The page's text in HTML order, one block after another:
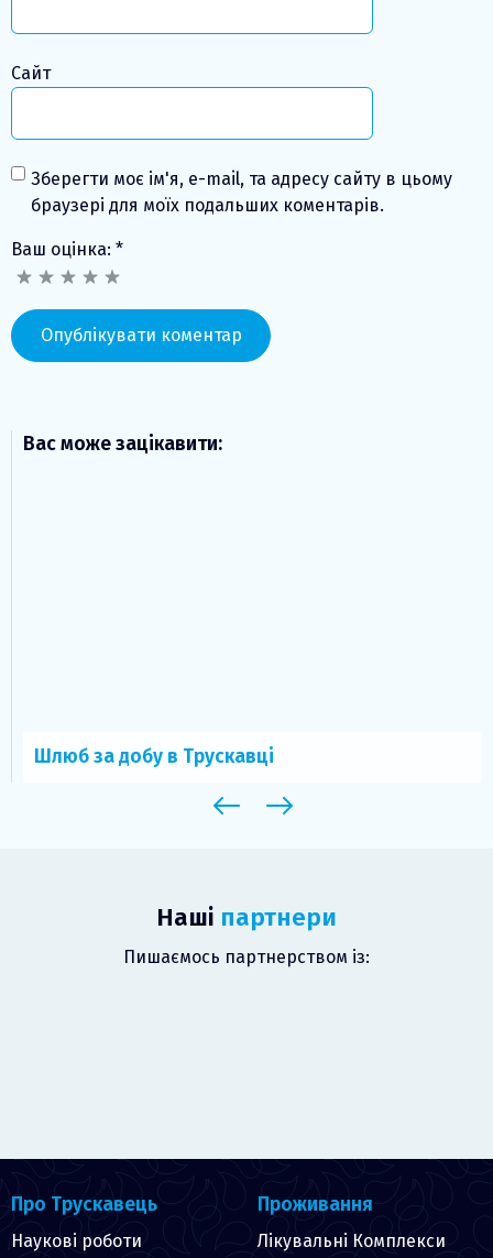
Сайт
Зберегти моє ім'я, e-mail, та адресу сайту в цьому
браузері для моїх подальших коментарів.
Ваш оцінка: *
Вас може зацікавити:
Шлюб за добу в Трускавці
Наші партнери
Пишаємось партнерством із:
Про Трускавець
Наукові роботи
Проживання
Лікувальні Комплекси